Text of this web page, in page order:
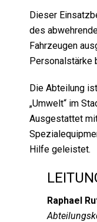
Dieser
des
Fahrzeugen
Personalstärke
Die Abteilung
„Umwelt“ im
Ausgestattet
Hilfe geleistet.
Raphael